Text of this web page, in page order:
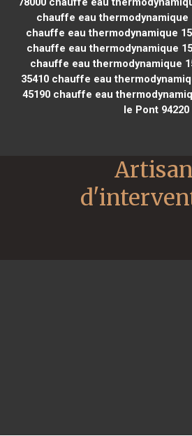
chauffe eau thermodynamique
chauffe eau thermodynamique
chauffe eau thermodynamique
chauffe eau thermodynamique
35410chauffe eau
45190chauffe eau
le Pont 94220
Artisan